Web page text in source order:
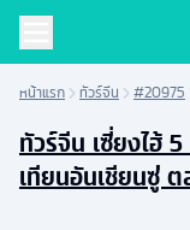
หน้าแรก ทัวร์จีน #20975
ทัวร์จีน เซี่ยงไฮ้
เทียนอันเชียนซู่